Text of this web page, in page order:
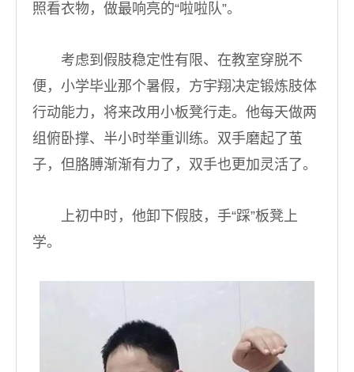
照看衣物，做最响亮的“啦啦队”。
考虑到假肢稳定性有限、在教室穿脱不
便，小学毕业那个暑假，方宇翔决定锻炼肢体
行动能力，将来改用小板凳行走。他每天做两
组俯卧撑、半小时举重训练。双手磨起了茧
子，但胳膊渐渐有力了，双手也更加灵活了。
上初中时，他卸下假肢，手“踩”板凳上
学。